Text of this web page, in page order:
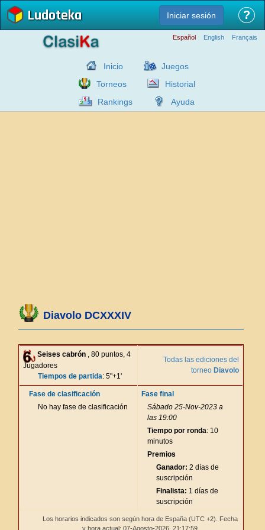
Ludoteka Iniciar sesión ?
Español English Français
Inicio
Juegos
Torneos
Historial
Rankings
Ayuda
Diavolo DCXXXIV
Seises cabrón , 80 puntos, 4
Jugadores
Tiempos de partida: 5"+1'
Todas las ediciones del
torneo Diavolo
Fase de clasificación
No hay fase de clasificación
Fase final
Sábado 25-Nov-2023 a
las 19:00
Tiempo por ronda: 10
minutos
Premios
Ganador: 2 días de
suscripción
Finalista: 1 días de
suscripción
Los horarios indicados son según hora de España (UTC +2). Fecha
y hora actual: 07-Agosto-2026, 21:17:59